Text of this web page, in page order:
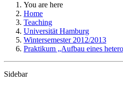
You are here
Home
Teaching
Universität Hamburg
Wintersemester 2012/2013
Praktikum „Aufbau eines
Sidebar